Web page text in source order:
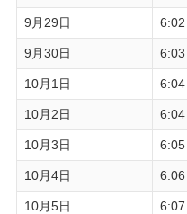
9月29日 6:02
9月30日 6:03
10月1日 6:04
10月2日 6:04
10月3日 6:05
10月4日 6:06
10月5日 6:07